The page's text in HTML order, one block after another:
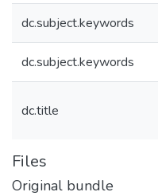
dc.subject.keywords
dc.subject.keywords
dc.title
Files
Original bundle